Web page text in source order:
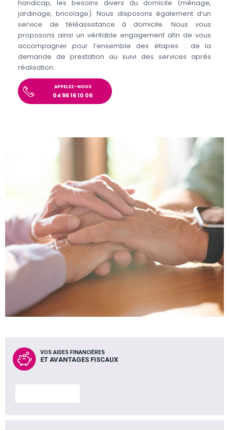
handicap, les besoins divers du domicile (ménage,
jardinage, bricolage). Nous disposons également d’un
service de téléassistance à domicile. Nous vous
proposons ainsi un véritable engagement afin de vous
accompagner pour l’ensemble des étapes : de la
demande de prestation au suivi des services après
réalisation.
APPELEZ-NOUS
04 96 16 10 06
VOS AIDES FINANCIÈRES
ET AVANTAGES FISCAUX